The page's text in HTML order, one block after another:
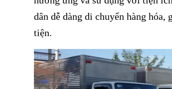
dân dễ dàng di chuyển hàng
tiện.